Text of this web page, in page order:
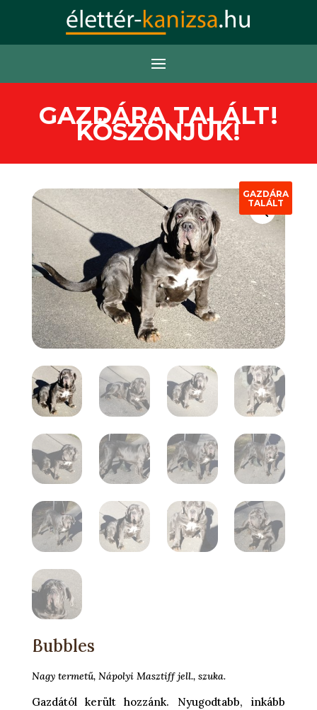
GAZDÁRA TALÁLT!
KÖSZÖNJÜK!
Bubbles
Nagy termetű, Nápolyi Masztiff jell., szuka.
Gazdától került hozzánk. Nyugodtabb, inkább
GAZDÁRA
TALÁLT